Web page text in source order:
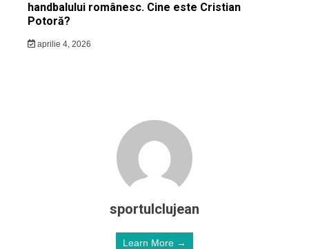
handbalului românesc. Cine este Cristian
Potoră?
aprilie 4, 2026
sportulclujean
Learn More →